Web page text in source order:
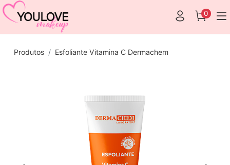
0
Produtos Esfoliante Vitamina C Dermachem